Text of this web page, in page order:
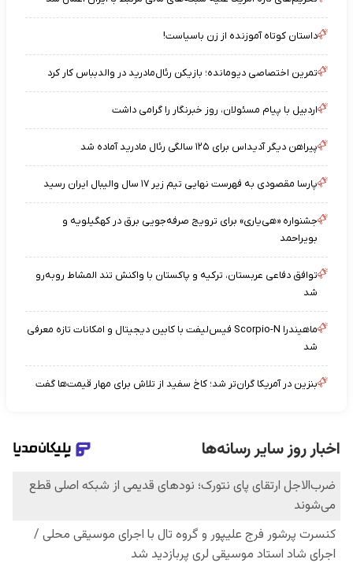
داستان کوتاه آموزنده از زن باسیاست!
تمرین اختصاصی دیومانده؛ بازیکن رئال‌مادرید در والدبباس کار کرد
اردبیل با پیام مسئولان، روز خبرنگار را گرامی داشت
پیراهن دیگر آدیداس برای ۱۲۵ سالگی رئال مادرید آماده شد
پارسا مقصودی به فهرست نهایی تیم زیر ۱۷ سال والیبال ایران رسید
جشنواره «هی‌یاری» برای ترویج صرفه‌جویی برق در کهگیلویه و
بویراحمد
توافق دفاعی عربستان، ترکیه و پاکستان با واکنش تند المشاط روبه‌رو
شد
ماهیندرا Scorpio-N فیس‌لیفت با کابین دیجیتال و امکانات تازه معرفی
شد
بنزین در آمریکا گران‌تر شد؛ کاخ سفید از تلاش برای مهار قیمت‌ها گفت